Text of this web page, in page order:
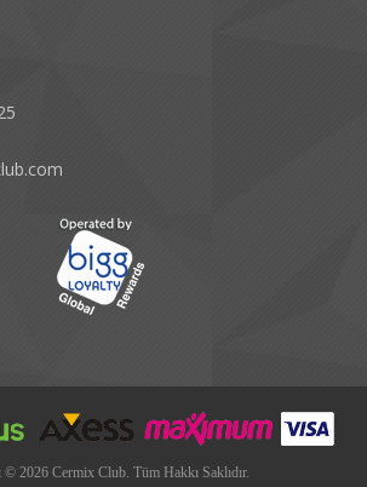
2026 Cermix Club. Tüm Hakkı Saklıdır.